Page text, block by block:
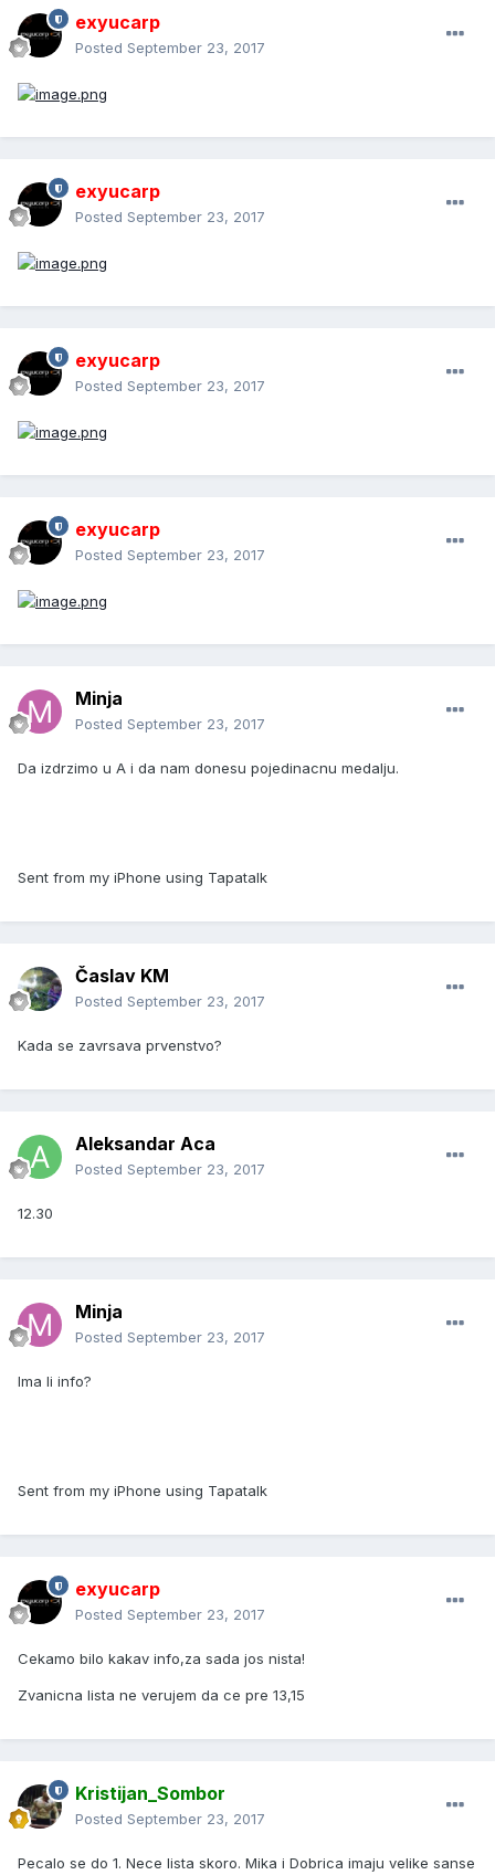
exyucarp
Posted September 23, 2017
exyucarp
Posted September 23, 2017
exyucarp
Posted September 23, 2017
exyucarp
Posted September 23, 2017
Minja
Posted September 23, 2017
Da izdrzimo u A i da nam donesu pojedinacnu medalju.
Sent from my iPhone using Tapatalk
Časlav KM
Posted September 23, 2017
Kada se zavrsava prvenstvo?
Aleksandar Aca
Posted September 23, 2017
12.30
Minja
Posted September 23, 2017
Ima li info?
Sent from my iPhone using Tapatalk
exyucarp
Posted September 23, 2017
Cekamo bilo kakav info,za sada jos nista!
Zvanicna lista ne verujem da ce pre 13,15
Kristijan_Sombor
Posted September 23, 2017
Pecalo se do 1. Nece lista skoro. Mika i Dobrica imaju velike sanse